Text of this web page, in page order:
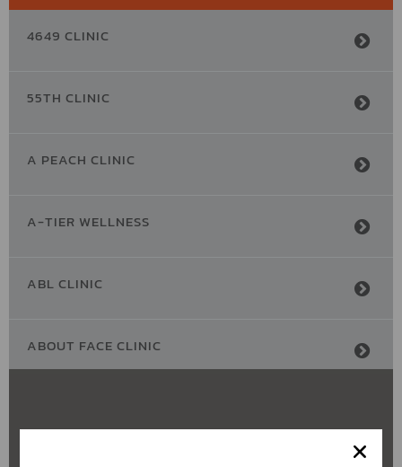
4649 CLINIC
55TH CLINIC
A PEACH CLINIC
A-TIER WELLNESS
ABL CLINIC
ABOUT FACE CLINIC